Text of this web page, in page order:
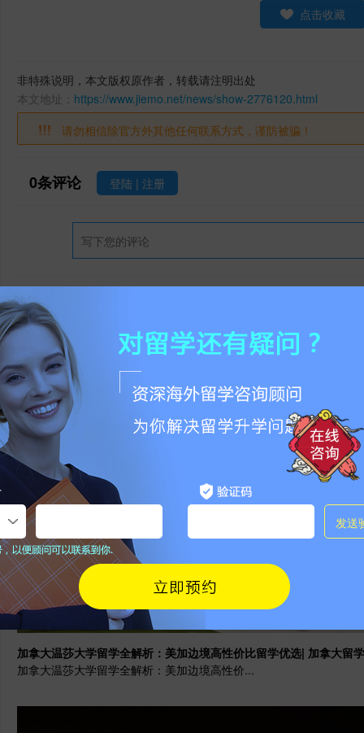
点击收藏
非特殊说明，本文版权原作者，转载请注明出处
本文地址： https://www.jiemo.net/news/show-2776120.html
请勿相信除官方外其他任何联系方式，谨防被骗！
0条评论 登陆 | 注册
相关问答
还有更多的问题？芥末留学问答社区
热门攻略
加拿大温莎大学留学全解析：美加边境高性价比留学优选| 加拿大留学
加拿大温莎大学留学全解析：美加边境高性价...